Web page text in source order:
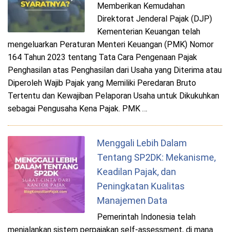
Memberikan Kemudahan
Direktorat Jenderal Pajak (DJP)
Kementerian Keuangan telah
mengeluarkan Peraturan Menteri Keuangan (PMK) Nomor
164 Tahun 2023 tentang Tata Cara Pengenaan Pajak
Penghasilan atas Penghasilan dari Usaha yang Diterima atau
Diperoleh Wajib Pajak yang Memiliki Peredaran Bruto
Tertentu dan Kewajiban Pelaporan Usaha untuk Dikukuhkan
sebagai Pengusaha Kena Pajak. PMK …
Menggali Lebih Dalam
Tentang SP2DK: Mekanisme,
Keadilan Pajak, dan
Peningkatan Kualitas
Manajemen Data
Pemerintah Indonesia telah
menjalankan sistem perpajakan self-assessment, di mana